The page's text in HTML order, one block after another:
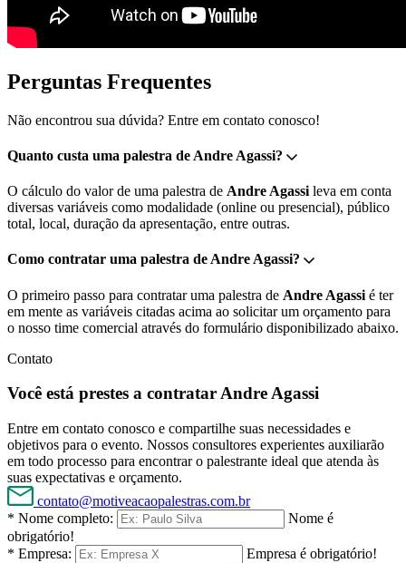
Perguntas Frequentes
Não encontrou sua dúvida? Entre em contato conosco!
Quanto custa uma palestra de Andre Agassi?
O cálculo do valor de uma palestra de Andre Agassi leva em conta
diversas variáveis como modalidade (online ou presencial), público
total, local, duração da apresentação, entre outras.
Como contratar uma palestra de Andre Agassi?
O primeiro passo para contratar uma palestra de Andre Agassi é ter
em mente as variáveis citadas acima ao solicitar um orçamento para
o nosso time comercial através do formulário disponibilizado abaixo.
Contato
Você está prestes a contratar Andre Agassi
Entre em contato conosco e compartilhe suas necessidades e
objetivos para o evento. Nossos consultores experientes auxiliarão
em todo processo para encontrar o palestrante ideal que atenda às
suas expectativas e orçamento.
contato@motiveacaopalestras.com.br
* Nome completo:
Nome é
obrigatório!
* Empresa:
Empresa é obrigatório!